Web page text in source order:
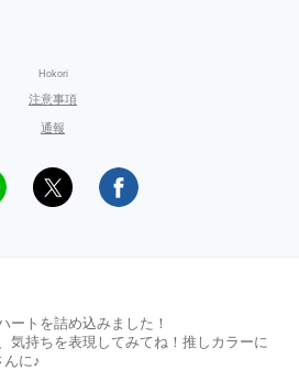
Hokori
注意事項
通報
ートを詰め込みました！
気持ちを表現してみてね！推しカラーに
んに♪